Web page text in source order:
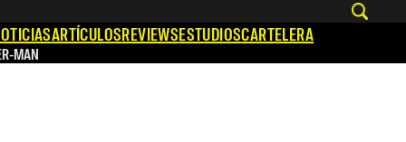
ARTÍCULOSREVIEWSESTUDIOSCARTELERA
MAN